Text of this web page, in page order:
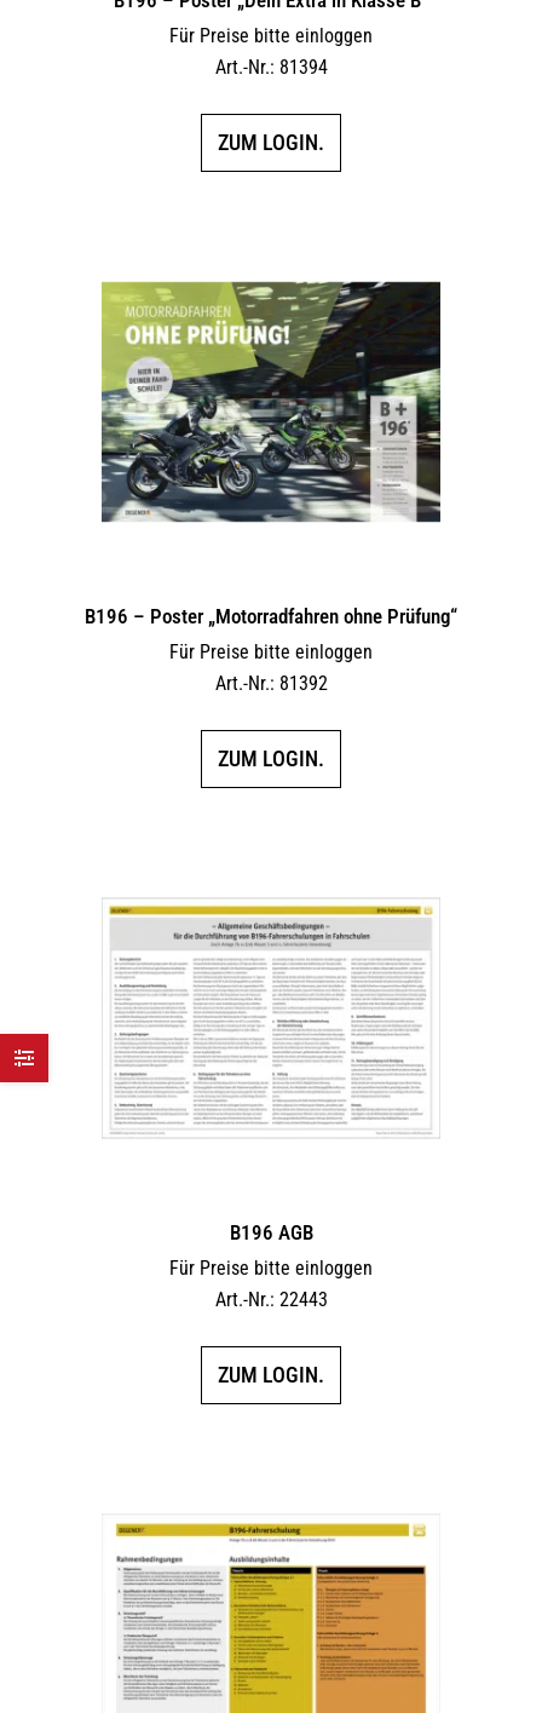
Für Preise bitte einloggen
Art.-Nr.: 81394
ZUM LOGIN.
B196 – Poster „Motorradfahren ohne Prüfung“
Für Preise bitte einloggen
Art.-Nr.: 81392
ZUM LOGIN.
B196 AGB
Für Preise bitte einloggen
Art.-Nr.: 22443
ZUM LOGIN.